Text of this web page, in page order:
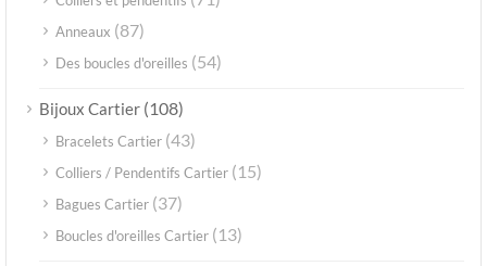
Anneaux (87)
Des boucles d'oreilles (54)
Bijoux Cartier (108)
Bracelets Cartier (43)
Colliers / Pendentifs Cartier (15)
Bagues Cartier (37)
Boucles d'oreilles Cartier (13)